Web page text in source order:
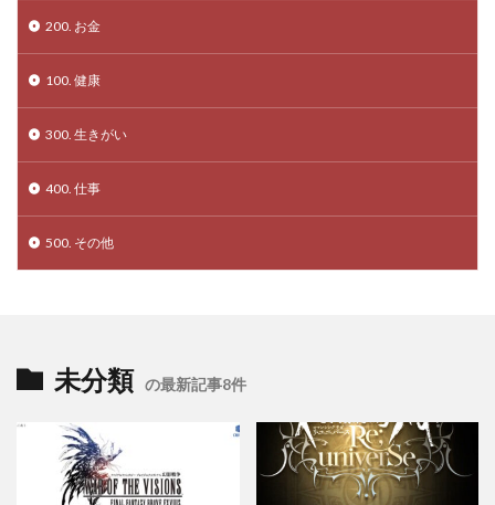
200. お金
100. 健康
300. 生きがい
400. 仕事
500. その他
未分類 の最新記事8件